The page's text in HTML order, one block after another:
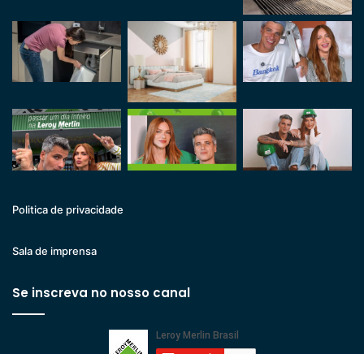
Politica de privacidade
Sala de imprensa
Se inscreva no nosso canal